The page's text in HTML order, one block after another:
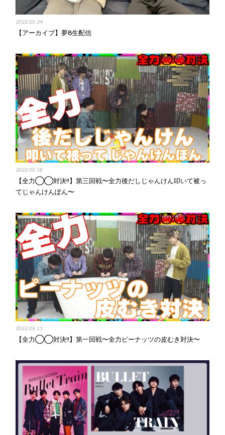
2022.03.24
【アーカイブ】夢8生配信
2022.03.18
【全力◯◯対決!!】第三回戦〜全力後だしじゃんけん叩いて被っ
てじゃんけんぽん〜
2022.03.11
【全力◯◯対決!!】第一回戦〜全力ピーナッツの皮むき対決〜